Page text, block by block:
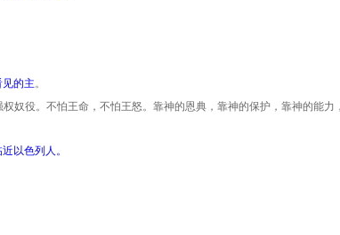
的主。
役。不怕王命，不怕王怒。靠神的恩典，靠神的保护，靠神的能力
以色列人。